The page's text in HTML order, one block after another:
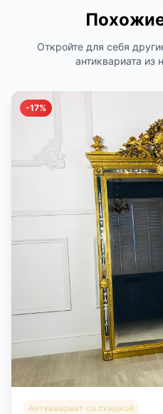
Откройте для себя
антиквариата из
-17%
Антиквариат со скидкой